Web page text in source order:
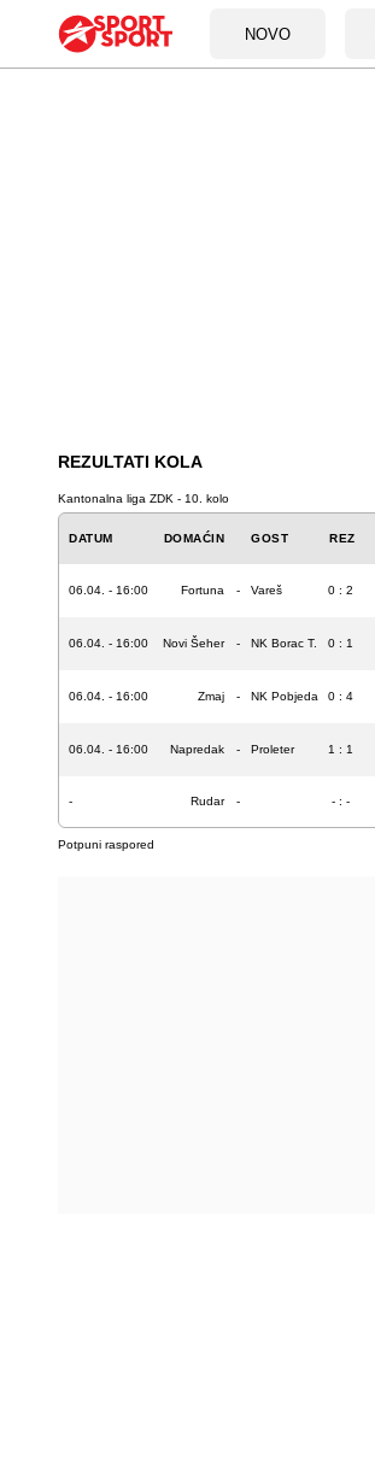
NOVO
REZULTATI KOLA
Kantonalna liga ZDK - 10. kolo
DATUM DOMAĆIN GOST REZ
06.04. - 16:00 Fortuna - Vareš 0 : 2
06.04. - 16:00 Novi Šeher - NK Borac T. 0 : 1
06.04. - 16:00 Zmaj - NK Pobjeda 0 : 4
06.04. - 16:00 Napredak - Proleter 1 : 1
- Rudar - - : -
Potpuni raspored